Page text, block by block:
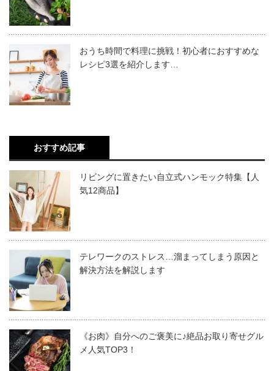
おうち時間で料理に挑戦！初心者におすすめな
レシピ3選を紹介します…
おすすめ記事
リビングに置きたい自立式ハンモック特集【人
気12商品】
テレワークのストレス…溜まってしまう原因と
解決方法を解説します
《お肉》自分へのご褒美に♪絶品お取り寄せグル
メ人気TOP3！